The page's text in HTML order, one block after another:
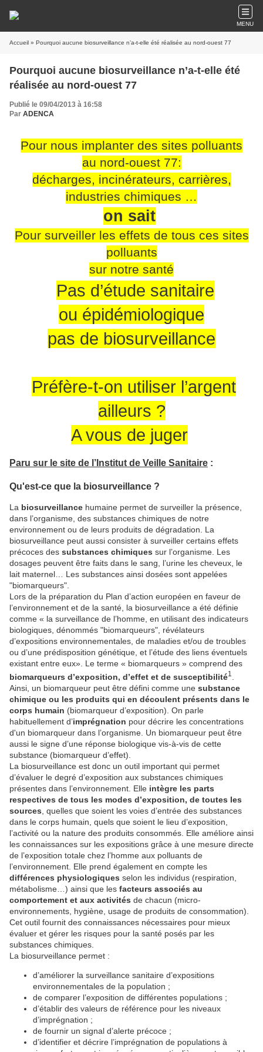
MENU
Accueil » Pourquoi aucune biosurveillance n’a-t-elle été réalisée au nord-ouest 77
Pourquoi aucune biosurveillance n’a-t-elle été
réalisée au nord-ouest 77
Publié le 09/04/2013 à 16:58
Par ADENCA
Pour nous implanter des sites polluants
au nord-ouest 77:
décharges, incinérateurs, carrières,
industries chimiques …
on sait
Pour surveiller les effets de tous ces sites
polluants
sur notre santé
Pas d’étude sanitaire
ou épidémiologique
pas de biosurveillance
Préfère-t-on utiliser l’argent
ailleurs ?
A vous de juger
Paru sur le site de l’Institut de Veille Sanitaire :
Qu'est-ce que la biosurveillance ?
La biosurveillance humaine permet de surveiller la présence,
dans l’organisme, des substances chimiques de notre
environnement ou de leurs produits de dégradation. La
biosurveillance peut aussi consister à surveiller certains effets
précoces des substances chimiques sur l’organisme. Les
dosages peuvent être faits dans le sang, l’urine les cheveux, le
lait maternel… Les substances ainsi dosées sont appelées
"biomarqueurs".
Lors de la préparation du Plan d’action européen en faveur de
l’environnement et de la santé, la biosurveillance a été définie
comme « la surveillance de l’homme, en utilisant des indicateurs
biologiques, dénommés "biomarqueurs", révélateurs
d’expositions environnementales, de maladies et/ou de troubles
ou d’une prédisposition génétique, et l’étude des liens éventuels
existant entre eux». Le terme « biomarqueurs » comprend des
biomarqueurs d’exposition, d’effet et de susceptibilité1
Ainsi, un biomarqueur peut être défini comme une substance
chimique ou les produits qui en découlent présents dans le
corps humain (biomarqueur d’exposition). On parle
habituellement d’imprégnation pour décrire les concentrations
d'un biomarqueur dans l’organisme. Un biomarqueur peut être
aussi le signe d’une réponse biologique vis-à-vis de cette
substance (biomarqueur d’effet).
La biosurveillance est donc un outil important qui permet
d’évaluer le degré d’exposition aux substances chimiques
présentes dans l’environnement. Elle intègre les parts
respectives de tous les modes d’exposition, de toutes les
sources , quelles que soient les voies d’entrée des substances
dans le corps humain, quels que soient le lieu d’exposition,
l’activité ou la nature des produits consommés. Elle améliore ainsi
les connaissances sur les expositions grâce à une mesure directe
de l’exposition totale chez l’homme aux polluants de
l’environnement. Elle prend également en compte les
différences physiologiques selon les individus (respiration,
métabolisme…) ainsi que les facteurs associés au
comportement et aux activités de chacun (micro-
environnements, hygiène, usage de produits de consommation).
Cet outil fournit des connaissances nécessaires pour mieux
évaluer et gérer les risques pour la santé posés par les
substances chimiques.
La biosurveillance permet :
d’améliorer la surveillance sanitaire d’expositions
environnementales de la population ;
de comparer l’exposition de différentes populations ;
d’établir des valeurs de référence pour les niveaux
d’imprégnation ;
de fournir un signal d’alerte précoce ;
d’identifier et décrire l’imprégnation de populations à